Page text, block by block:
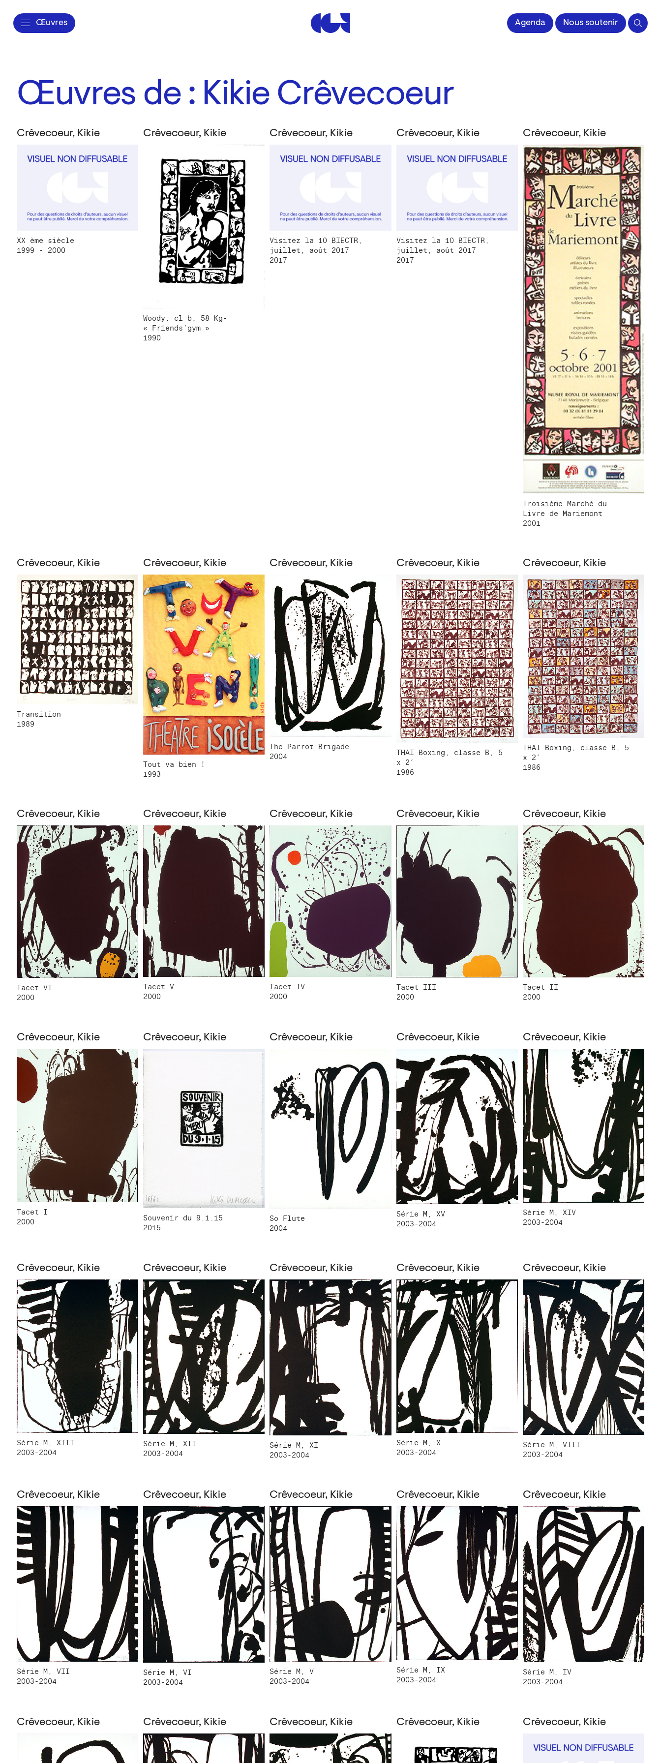
Œuvres Centre de la Gravure et de l'Image impriméeAgenda Nous soutenir
Œuvres de : Kikie Crêvecoeur
Crêvecoeur, Kikie
XX ème siècle
1999 - 2000
Crêvecoeur, Kikie
Woody. cl b, 58 Kg-
« Friends’gym »
1990
Crêvecoeur, Kikie
Visitez la 10 BIECTR,
juillet, août 2017
2017
Crêvecoeur, Kikie
Visitez la 10 BIECTR,
juillet, août 2017
2017
Crêvecoeur, Kikie
Troisième Marché du
Livre de Mariemont
2001
Crêvecoeur, Kikie
Transition
1989
Crêvecoeur, Kikie
Tout va bien !
1993
Crêvecoeur, Kikie
The Parrot Brigade
2004
Crêvecoeur, Kikie
THAI Boxing, classe B, 5
x 2′
1986
Crêvecoeur, Kikie
THAI Boxing, classe B, 5
x 2′
1986
Crêvecoeur, Kikie
Tacet VI
2000
Crêvecoeur, Kikie
Tacet V
2000
Crêvecoeur, Kikie
Tacet IV
2000
Crêvecoeur, Kikie
Tacet III
2000
Crêvecoeur, Kikie
Tacet II
2000
Crêvecoeur, Kikie
Tacet I
2000
Crêvecoeur, Kikie
Souvenir du 9.1.15
2015
Crêvecoeur, Kikie
So Flute
2004
Crêvecoeur, Kikie
Série M, XV
2003-2004
Crêvecoeur, Kikie
Série M, XIV
2003-2004
Crêvecoeur, Kikie
Série M, XIII
2003-2004
Crêvecoeur, Kikie
Série M, XII
2003-2004
Crêvecoeur, Kikie
Série M, XI
2003-2004
Crêvecoeur, Kikie
Série M, X
2003-2004
Crêvecoeur, Kikie
Série M, VIII
2003-2004
Crêvecoeur, Kikie
Série M, VII
2003-2004
Crêvecoeur, Kikie
Série M, VI
2003-2004
Crêvecoeur, Kikie
Série M, V
2003-2004
Crêvecoeur, Kikie
Série M, IX
2003-2004
Crêvecoeur, Kikie
Série M, IV
2003-2004
Crêvecoeur, Kikie Crêvecoeur, Kikie Crêvecoeur, Kikie Crêvecoeur, Kikie Crêvecoeur, Kikie